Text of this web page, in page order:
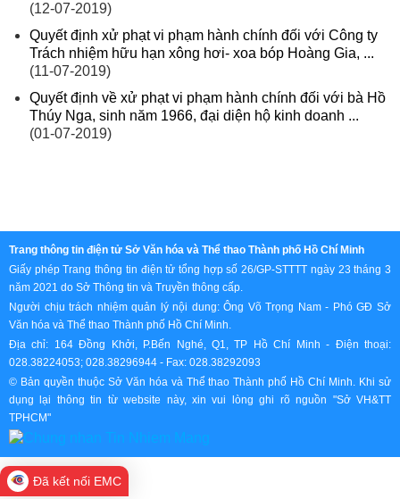
(12-07-2019)
Quyết định xử phạt vi phạm hành chính đối với Công ty
Trách nhiệm hữu hạn xông hơi- xoa bóp Hoàng Gia, ...
(11-07-2019)
Quyết định về xử phạt vi phạm hành chính đối với bà Hồ
Thúy Nga, sinh năm 1966, đại diện hộ kinh doanh ...
(01-07-2019)
Trang thông tin điện tử Sở Văn hóa và Thể thao Thành phố Hồ Chí Minh
Giấy phép Trang thông tin điện tử tổng hợp số 26/GP-STTTT ngày 23 tháng 3
năm 2021 do Sở Thông tin và Truyền thông cấp.
Người chịu trách nhiệm quản lý nội dung: Ông Võ Trọng Nam - Phó GĐ Sở
Văn hóa và Thể thao Thành phố Hồ Chí Minh.
Địa chỉ: 164 Đồng Khởi, P.Bến Nghé, Q1, TP Hồ Chí Minh - Điện thoại:
028.38224053; 028.38296944 - Fax: 028.38292093
© Bản quyền thuộc Sở Văn hóa và Thể thao Thành phố Hồ Chí Minh. Khi sử
dụng lại thông tin từ website này, xin vui lòng ghi rõ nguồn "Sở VH&TT
TPHCM"
Đã kết nối EMC